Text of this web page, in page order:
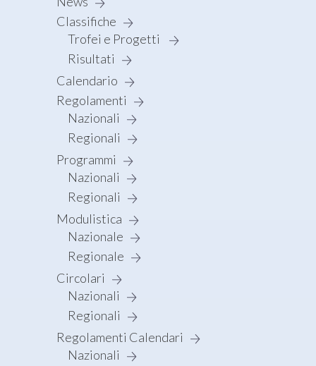
Classifiche
Trofei e Progetti
Risultati
Calendario
Regolamenti
Nazionali
Regionali
Programmi
Nazionali
Regionali
Modulistica
Nazionale
Regionale
Circolari
Nazionali
Regionali
Regolamenti Calendari
Nazionali